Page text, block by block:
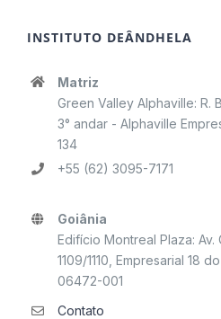
INSTITUTO DEÂNDHELA
Matriz
Green Valley Alphaville:
3° andar - Alphaville
134
+55 (62) 3095-7171
Goiânia
Edifício Montreal Plaza:
1109/1110, Empresarial 18
06472-001
Contato